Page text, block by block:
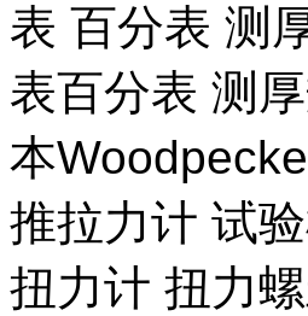
表 百分表 测
表百分表 测
本
推拉力计 试
扭力计 扭力